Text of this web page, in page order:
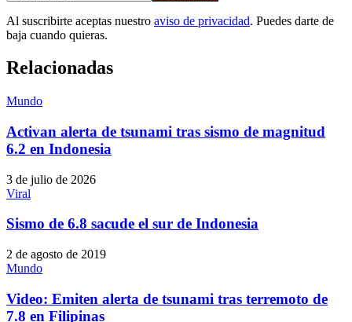
Al suscribirte aceptas nuestro aviso de privacidad. Puedes darte de
baja cuando quieras.
Relacionadas
Mundo
Activan alerta de tsunami tras sismo de magnitud
6.2 en Indonesia
3 de julio de 2026
Viral
Sismo de 6.8 sacude el sur de Indonesia
2 de agosto de 2019
Mundo
Video: Emiten alerta de tsunami tras terremoto de
7.8 en Filipinas